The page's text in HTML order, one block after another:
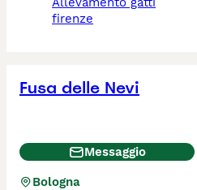
firenze
Fusa delle Nevi
Messaggio
Bologna